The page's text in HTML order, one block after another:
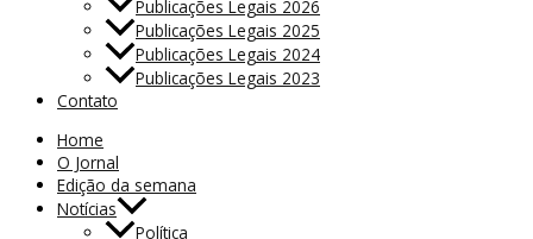
Publicações Legais 2026
Publicações Legais 2025
Publicações Legais 2024
Publicações Legais 2023
Contato
Home
O Jornal
Edição da semana
Notícias
Política